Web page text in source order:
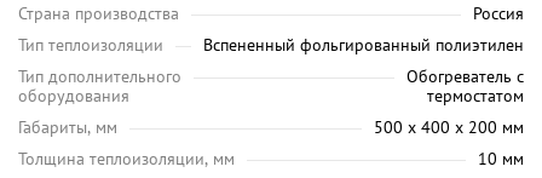
Страна производства
Россия
Тип теплоизоляции
Вспененный фольгированный полиэтилен
Тип дополнительного
оборудования
Обогреватель с
термостатом
Габариты, мм
500 х 400 х 200 мм
Толщина теплоизоляции, мм
10 мм